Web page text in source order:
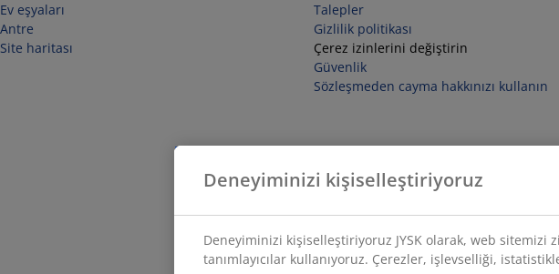
Ev eşyaları
Antre
Site haritası
Talepler
Gizlilik politikası
Çerez izinlerini değiştirin
Güvenlik
Sözleşmeden cayma hakkınızı kullanın
Deneyiminizi kişiselleştiriyoruz
Deneyiminizi kişiselleştiriyoruz JYSK olarak, web
tanımlayıcılar kullanıyoruz. Çerezler, işlevselliği,